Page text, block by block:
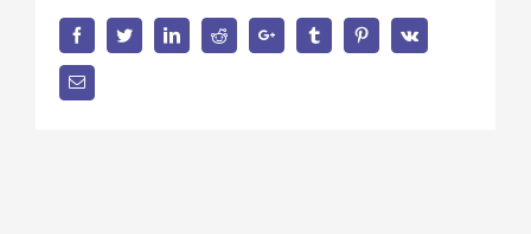
FacebookTwitterLinkedInReddit Google+ Tumblr PinterestVk
Email